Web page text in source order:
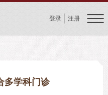
登录 注册
多学科门诊